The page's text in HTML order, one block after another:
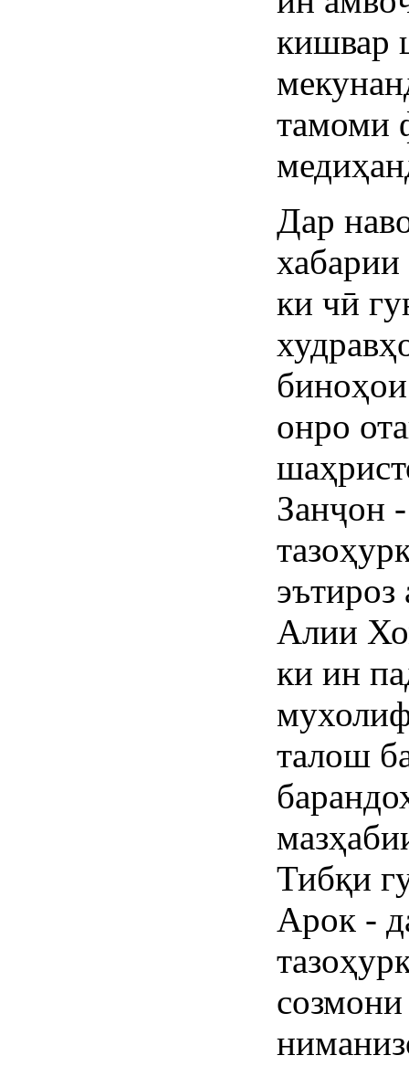
кишвар
тамоми
Дар
ки чӣ
онро
Занҷон
Алии
ки ин
талош
Тибқи
Арок -